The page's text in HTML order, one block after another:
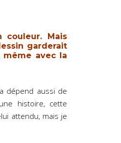
couleur. Mais
garderait
avec la
dépend aussi de
histoire, cette
attendu, mais je